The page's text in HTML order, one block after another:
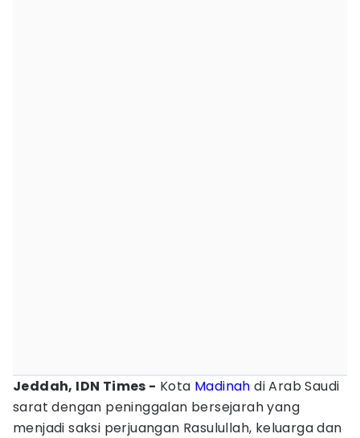
Jeddah, IDN Times - Kota Madinah di Arab Saudi
sarat dengan peninggalan bersejarah yang
menjadi saksi perjuangan Rasulullah, keluarga dan